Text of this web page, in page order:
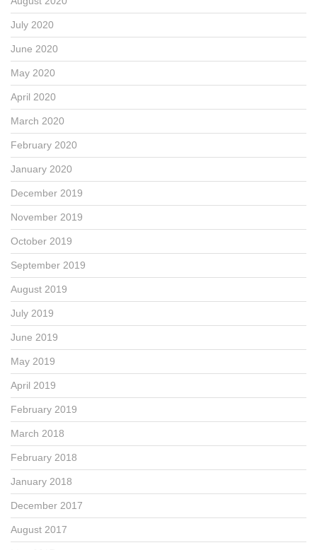
July 2020
June 2020
May 2020
April 2020
March 2020
February 2020
January 2020
December 2019
November 2019
October 2019
September 2019
August 2019
July 2019
June 2019
May 2019
April 2019
February 2019
March 2018
February 2018
January 2018
December 2017
August 2017